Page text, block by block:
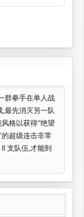
群拳手在单人战
最先消灭另一队
格以获得“绝望
超级连击非常
支队伍,才能到